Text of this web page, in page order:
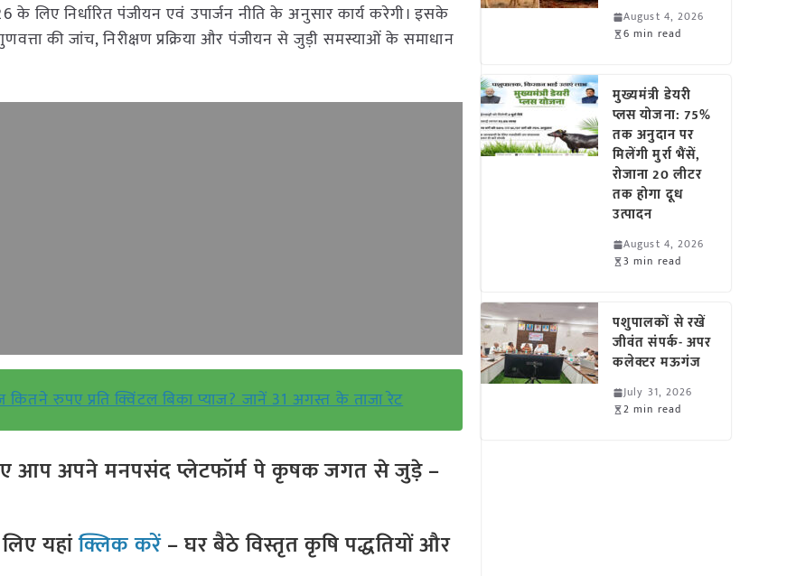
के लिए निर्धारित पंजीयन एवं उपार्जन नीति के अनुसार कार्य करेगी। इसके
की जांच, निरीक्षण प्रक्रिया और पंजीयन से जुड़ी समस्याओं के समाधान
कितने रुपए प्रति क्विंटल बिका प्याज? जानें 31 अगस्त के ताजा रेट
आप अपने मनपसंद प्लेटफॉर्म पे कृषक जगत से जुड़े –
यहांक्लिक करें– घर बैठे विस्तृत कृषि पद्धतियों और
August 4, 2026
6 min read
मुख्यमंत्री डेयरी
प्लस योजना: 75%
तक अनुदान पर
मिलेंगी मुर्रा भैंसें,
रोजाना 20 लीटर
तक होगा दूध
उत्पादन
August 4, 2026
3 min read
पशुपालकों से रखें
जीवंत संपर्क- अपर
कलेक्टर मऊगंज
July 31, 2026
2 min read